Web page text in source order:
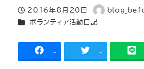
投稿日
2016年8月20日
著
者
カテゴリー
ボランティア活動日記
- -